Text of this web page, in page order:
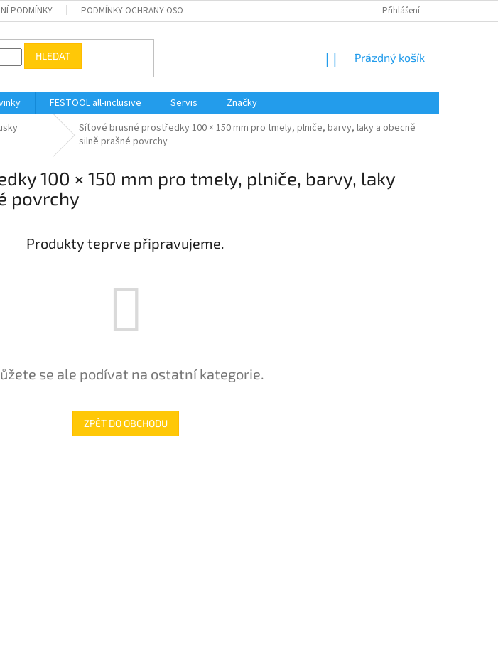
PODMÍNKY PODMÍNKY OCHRANY OSOBNÍCH ÚDAJŮ Přihlášení
HLEDAT
NÁKUPNÍ
Prázdný košík
FESTOOL all-inclusive Servis Značky
Síťové brusné prostředky 100 × 150 mm pro tmely, plniče, barvy, laky a obecně
silně prašné povrchy
100 × 150 mm pro tmely, plniče, barvy, laky
povrchy
Produkty teprve připravujeme.
se ale podívat na ostatní kategorie.
ZPĚT DO OBCHODU